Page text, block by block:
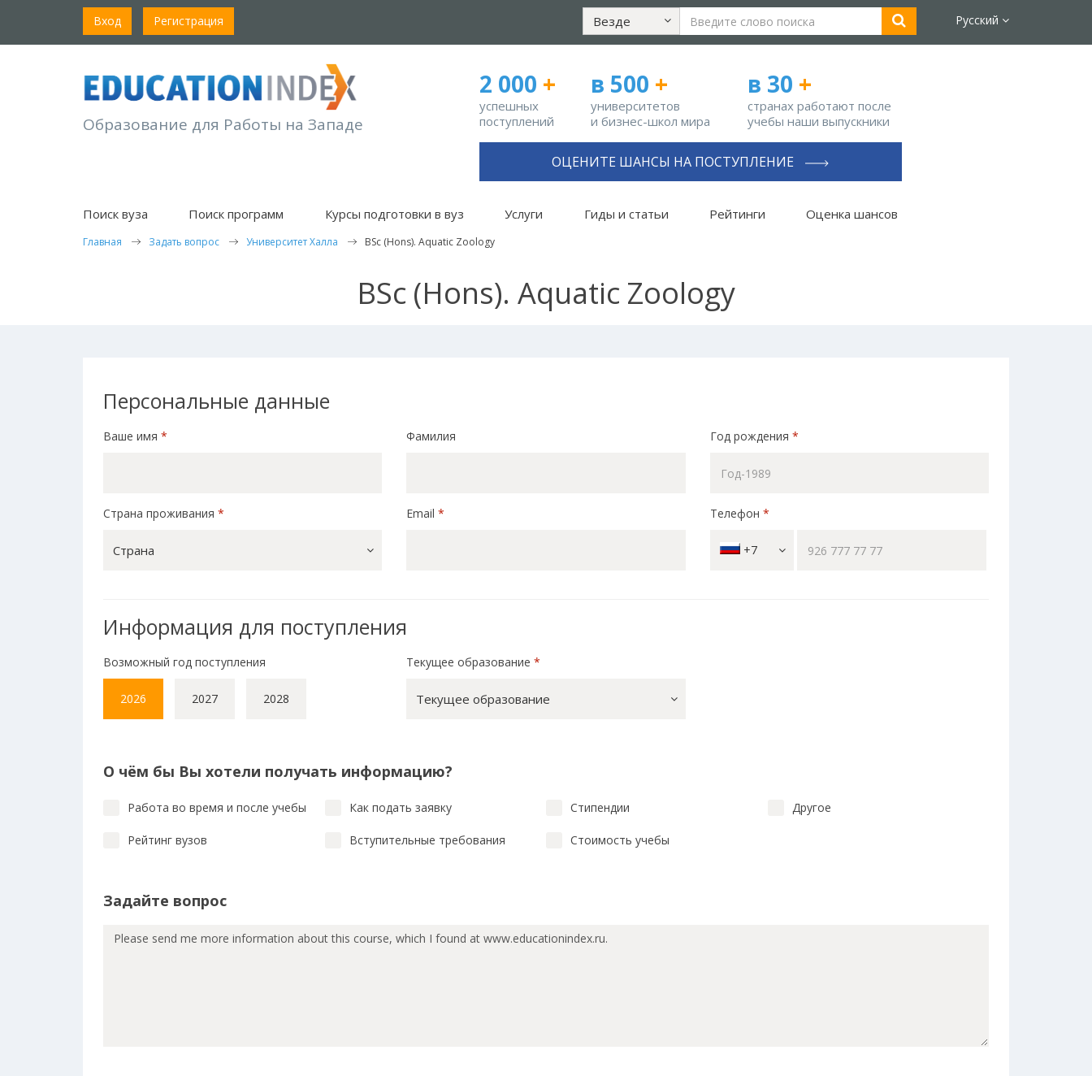
Вход Регистрация Везде Русский
Образование для Работы на Западе
2 000 +
успешных
поступлений
в 500 +
университетов
и бизнес-школ мира
в 30 +
странах работают после
учебы наши выпускники
ОЦЕНИТЕ ШАНСЫ НА ПОСТУПЛЕНИЕ
Поиск вуза Поиск программ Курсы подготовки в вуз Услуги Гиды и статьи Рейтинги Оценка шансов
Главная Задать вопрос Университет Халла BSc (Hons). Aquatic Zoology
BSc (Hons). Aquatic Zoology
Персональные данные
Ваше имя * Фамилия Год рождения *
Страна проживания *
Страна
Email* Телефон *
+7
Информация для поступления
Возможный год поступления
2026 2027 2028
Текущее образование*
Текущее образование
О чём бы Вы хотели получать информацию?
Работа во время и после учебы Как подать заявку Стипендии Другое
Рейтинг вузов Вступительные требования Стоимость учебы
Задайте вопрос